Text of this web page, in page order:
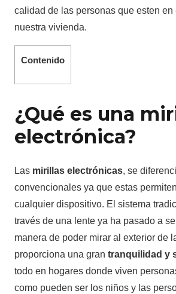
calidad de las personas que esten en
nuestra vivienda.
Contenido
¿Qué es una
electrónica?
Las mirillas electrónicas, se
convencionales ya que estas
cualquier dispositivo. El sistema
través de una lente ya ha pasado a
manera de poder mirar al exterior de
proporciona una gran tranquilidad y
todo en hogares donde viven
como pueden ser los niños y las